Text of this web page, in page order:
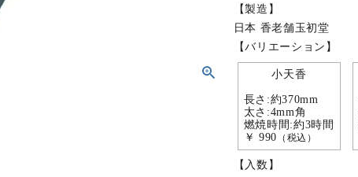
【製造】
日本 香老舗玉初堂
【バリエーション】
小天香
長さ:約370mm
太さ:4mm角
燃焼時間:約3時間
￥ 990 （税込）
【入数】